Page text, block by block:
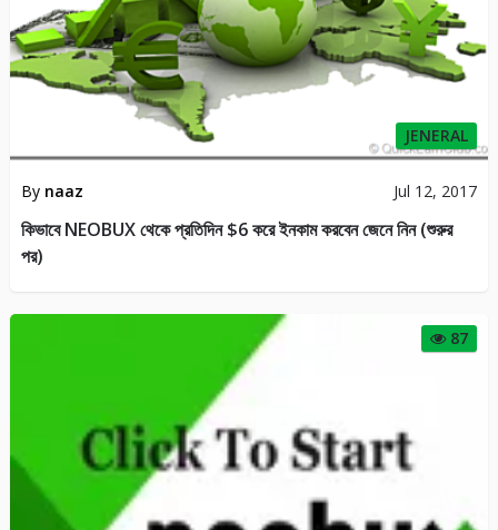
JENERAL
By naaz Jul 12, 2017
কিভাবে NEOBUX থেকে প্রতিদিন $6 করে ইনকাম করবেন জেনে নিন (শুরুর
পর)
87